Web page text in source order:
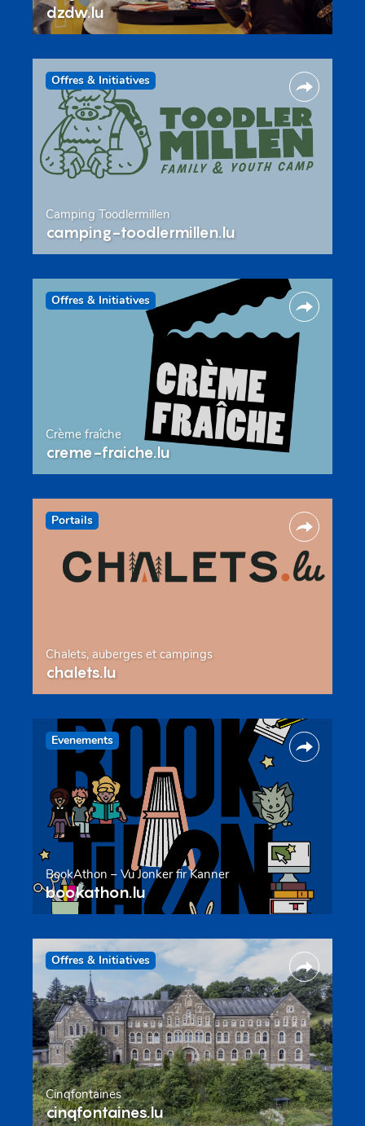
dzdw.lu
Offres & Initiatives
Camping Toodlermillen
camping-toodlermillen.lu
Offres & Initiatives
Crème fraîche
creme-fraiche.lu
Portails
Chalets, auberges et campings
chalets.lu
Evenements
BookAthon – Vu Jonker fir Kanner
bookathon.lu
Offres & Initiatives
Cinqfontaines
cinqfontaines.lu